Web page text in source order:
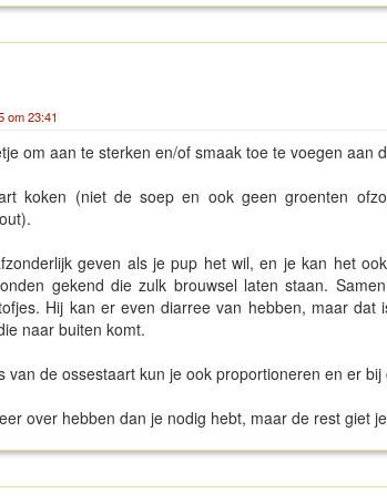
om 23:41
om aan te sterken en/of smaak toe te voegen aan
koken (niet de soep en ook geen groenten
geven als je pup het wil, en je kan het
gekend die zulk brouwsel laten staan.
Hij kan er even diarree van hebben, maar
naar buiten komt.
van de ossestaart kun je ook proportioneren en er
over hebben dan je nodig hebt, maar de rest giet